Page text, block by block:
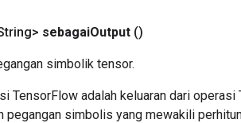
sebagaiOutput ()
simbolik tensor.
TensorFlow adalah keluaran dari
pegangan simbolis yang mewakili